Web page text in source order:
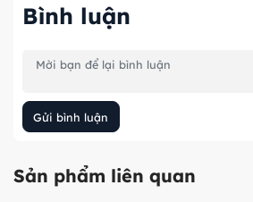
Bình luận
Gửi bình luận
Sản phẩm liên quan